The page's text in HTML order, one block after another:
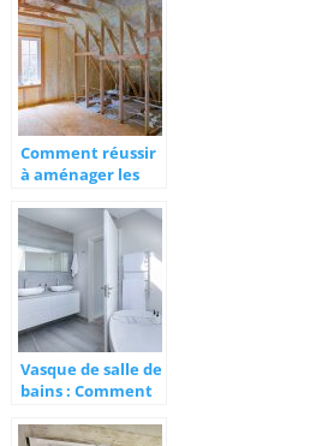
construction ou
d’une rénovation
Comment réussir
à aménager les
Vasque de salle de
bains : Comment
ideal ?